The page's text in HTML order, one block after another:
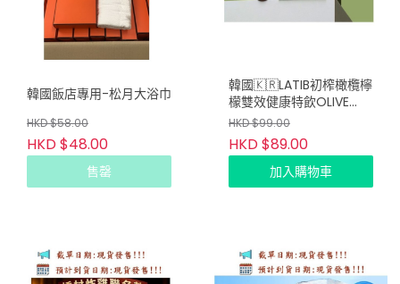
韓國飯店專用-松月大浴巾
HKD $58.00
HKD $48.00
售罄
韓國🇰🇷LATIB初榨橄欖檸
檬雙效健康特飲OLIVE
LEMON SHOT 6支
HKD $99.00
HKD $89.00
加入購物車